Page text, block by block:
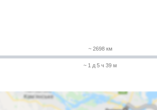
~ 2698 км
~ 1 д 5 ч 39 м